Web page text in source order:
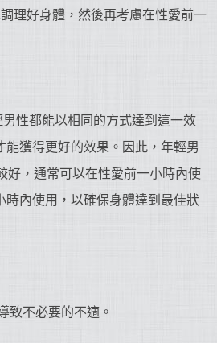
理好身體，然後再考慮在性愛前一
性都能以相同的方式達到這一效
獲得更好的效果。因此，年輕男
好，通常可以在性愛前一小時內使
內使用，以確保身體達到最佳狀
致不必要的不適。